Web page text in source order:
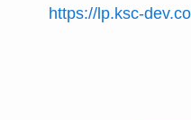
https://lp.ksc-